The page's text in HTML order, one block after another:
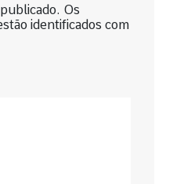
Os
identificados com